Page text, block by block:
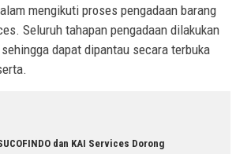
mengikuti proses pengadaan barang
Seluruh tahapan pengadaan dilakukan
dapat dipantau secara terbuka
dan KAI Services Dorong